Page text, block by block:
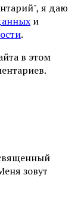
я даю
и
.
в этом
зовут